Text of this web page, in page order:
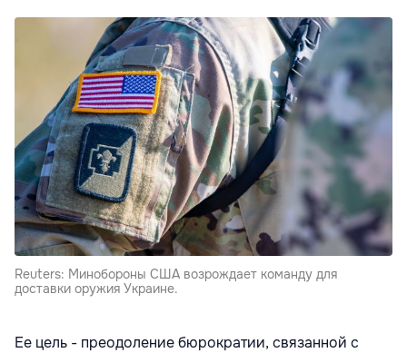
Reuters: Минобороны США возрождает команду для
доставки оружия Украине.
Ее цель - преодоление бюрократии, связанной с